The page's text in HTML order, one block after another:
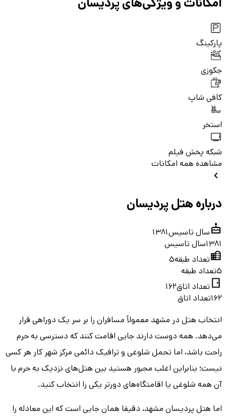
پارکینگ
جکوزی
کافی شاپ
استخر
شبکه پخش فیلم
مشاهده همه امکانات
درباره هتل پردیسان
سال تاسیس1381
1381سال تاسیس
تعداد طبقه5
5تعداد طبقه
تعداد اتاق162
162تعداد اتاق
انتخاب هتل در مشهد معمولاً مسافران را بر سر یک دوراهی قرار
می‌دهد. همه دوست دارند جایی اقامت کنند که دسترسی به حرم
راحت باشد، اما تحمل شلوغی و ترافیک دائمی مرکز شهر کار هر کسی
نیست؛ بنابراین اغلب مجبور هستید بین هتل‌های نزدیک به حرم با
آن همه شلوغی یا اقامتگاه‌های دورتر یکی را انتخاب کنید.
اما هتل پردیسان مشهد، دقیقا همان جایی است که این معادله را